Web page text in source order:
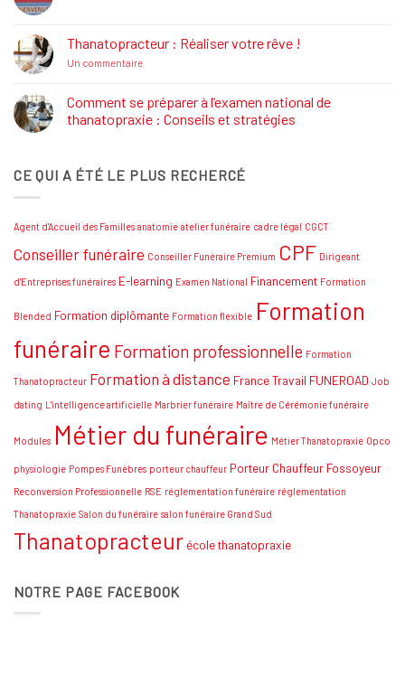
Job
Dating
Salon
SUD
Thanatopracteur : Réaliser votre rêve !
Un commentairesur
Réaliser
votre
rêve
Comment se préparer à l’examen national de
thanatopraxie : Conseils et stratégies
Comment
se
national
thanatopraxie
Conseils
CE QUI A ÉTÉ LE PLUS RECHERCÉ
Agent d'Accueil des Familles anatomie atelier funéraire cadre légal CGCT
Conseiller funéraire Conseiller Funéraire Premium CPF Dirigeant
d'Entreprises funéraires E-learning Examen National Financement Formation
Blended Formation diplômante Formation flexible Formation
funéraire Formation professionnelle Formation
Thanatopracteur Formation à distance France Travail FUNEROAD Job
dating L'intelligence artificielle Marbrier funéraire Maître de Cérémonie funéraire
Modules Métier du funéraire Métier Thanatopraxie Opco
physiologie Pompes Funèbres porteur chauffeur Porteur Chauffeur Fossoyeur
Reconversion Professionnelle RSE réglementation funéraire réglementation
Thanatopraxie Salon du funéraire salon funéraire Grand Sud
Thanatopracteur école thanatopraxie
NOTRE PAGE FACEBOOK